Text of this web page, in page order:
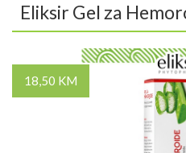
Eliksir Gel za
18,50 KM